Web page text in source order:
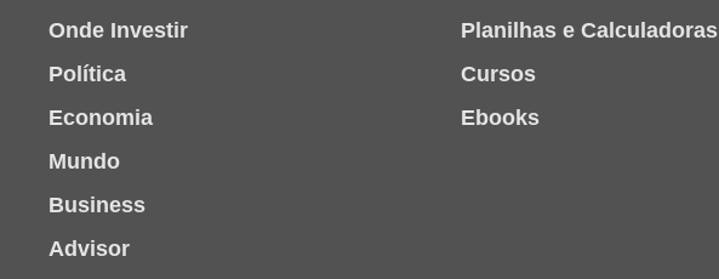
Onde Investir
Política
Economia
Mundo
Business
Advisor
Planilhas e Calculadoras
Cursos
Ebooks